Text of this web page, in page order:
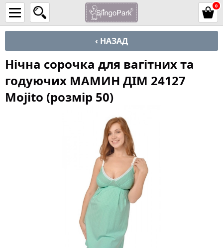
0
‹ НАЗАД
Нічна сорочка для вагітних та
годуючих МАМИН ДІМ 24127
Mojito (розмір 50)